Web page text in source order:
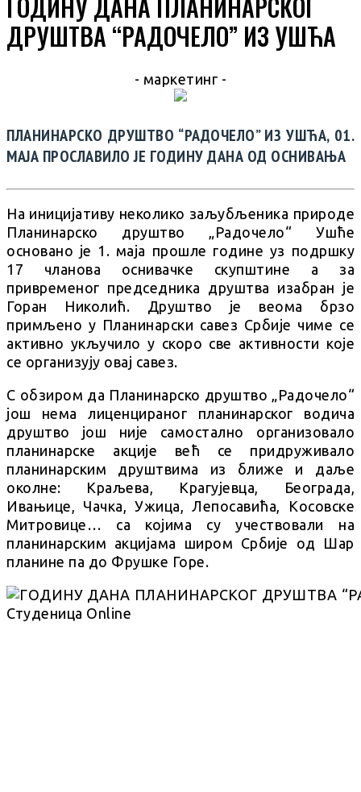
ДРУШТВА “РАДОЧЕЛО” ИЗ УШЋА
- маркетинг -
ПЛАНИНАРСКО ДРУШТВО “РАДОЧЕЛО” ИЗ УШЋА, 01.
МАЈА ПРОСЛАВИЛО ЈЕ ГОДИНУ ДАНА ОД ОСНИВАЊА
На иницијативу неколико заљубљеника природе
Планинарско друштво „Радочело“ Ушће
основано је 1. маја прошле године уз подршку
17 чланова оснивачке скупштине а за
привременог председника друштва изабран је
Горан Николић. Друштво је веома брзо
примљено у Планинарски савез Србије чиме се
активно укључило у скоро све активности које
се организују овај савез.
С обзиром да Планинарско друштво „Радочело“
још нема лиценцираног планинарског водича
друштво још није самостално организовало
планинарске акције већ се придруживало
планинарским друштвима из ближе и даље
околне: Краљева, Крагујевца, Београда,
Ивањице, Чачка, Ужица, Лепосавића, Косовске
Митровице… са којима су учествовали на
планинарским акцијама широм Србије од Шар
планине па до Фрушке Горе.